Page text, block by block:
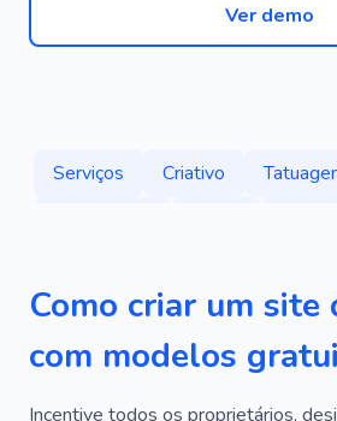
Ver demo
Serviços Criativo
Relaxar
Galeria Exposição
Talento
Artista Cereja
Obra De Arte
Obra De Arte
Como criar um site
com modelos
Incentive todos os proprietários,